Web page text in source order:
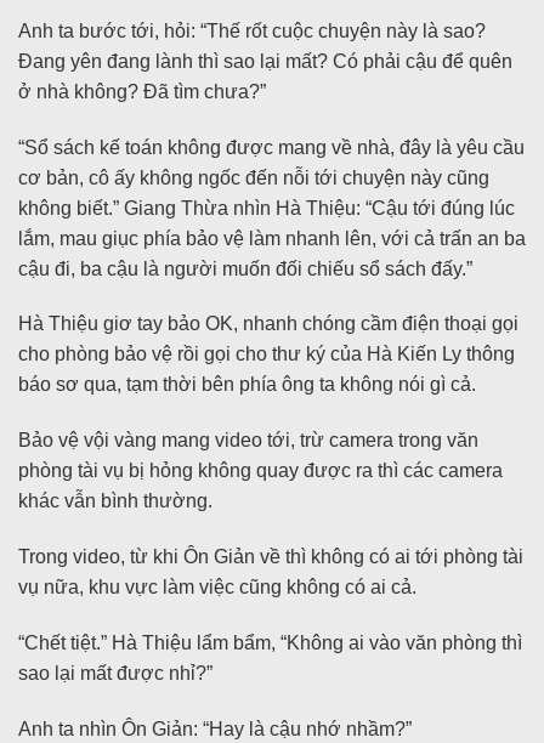
Anh ta bước tới, hỏi: “Thế rốt cuộc chuyện này là sao?
Đang yên đang lành thì sao lại mất? Có phải cậu để quên
ở nhà không? Đã tìm chưa?”
“Sổ sách kế toán không được mang về nhà, đây là yêu cầu
cơ bản, cô ấy không ngốc đến nỗi tới chuyện này cũng
không biết.” Giang Thừa nhìn Hà Thiệu: “Cậu tới đúng lúc
lắm, mau giục phía bảo vệ làm nhanh lên, với cả trấn an ba
cậu đi, ba cậu là người muốn đối chiếu sổ sách đấy.”
Hà Thiệu giơ tay bảo OK, nhanh chóng cầm điện thoại gọi
cho phòng bảo vệ rồi gọi cho thư ký của Hà Kiến Ly thông
báo sơ qua, tạm thời bên phía ông ta không nói gì cả.
Bảo vệ vội vàng mang video tới, trừ camera trong văn
phòng tài vụ bị hỏng không quay được ra thì các camera
khác vẫn bình thường.
Trong video, từ khi Ôn Giản về thì không có ai tới phòng tài
vụ nữa, khu vực làm việc cũng không có ai cả.
“Chết tiệt.” Hà Thiệu lẩm bẩm, “Không ai vào văn phòng thì
sao lại mất được nhỉ?”
Anh ta nhìn Ôn Giản: “Hay là cậu nhớ nhầm?”